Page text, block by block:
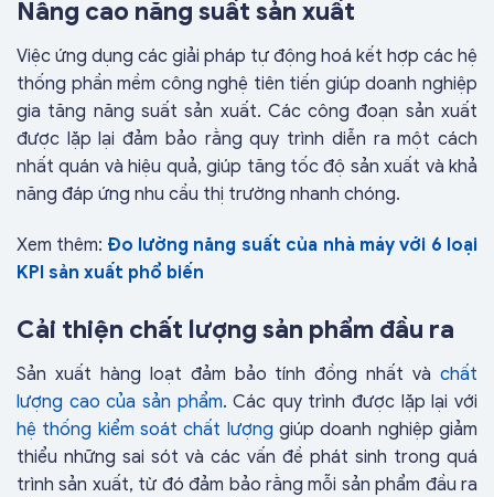
Nâng cao năng suất sản xuất
Việc ứng dụng các giải pháp tự động hoá kết hợp các hệ
thống phần mềm công nghệ tiên tiến giúp doanh nghiệp
gia tăng năng suất sản xuất. Các công đoạn sản xuất
được lặp lại đảm bảo rằng quy trình diễn ra một cách
nhất quán và hiệu quả, giúp tăng tốc độ sản xuất và khả
năng đáp ứng nhu cầu thị trường nhanh chóng.
Xem thêm: Đo lường năng suất của nhà máy với 6 loại
KPI sản xuất phổ biến
Cải thiện chất lượng sản phẩm đầu ra
Sản xuất hàng loạt đảm bảo tính đồng nhất và chất
lượng cao của sản phẩm. Các quy trình được lặp lại với
hệ thống kiểm soát chất lượng giúp doanh nghiệp giảm
thiểu những sai sót và các vấn đề phát sinh trong quá
trình sản xuất, từ đó đảm bảo rằng mỗi sản phẩm đầu ra